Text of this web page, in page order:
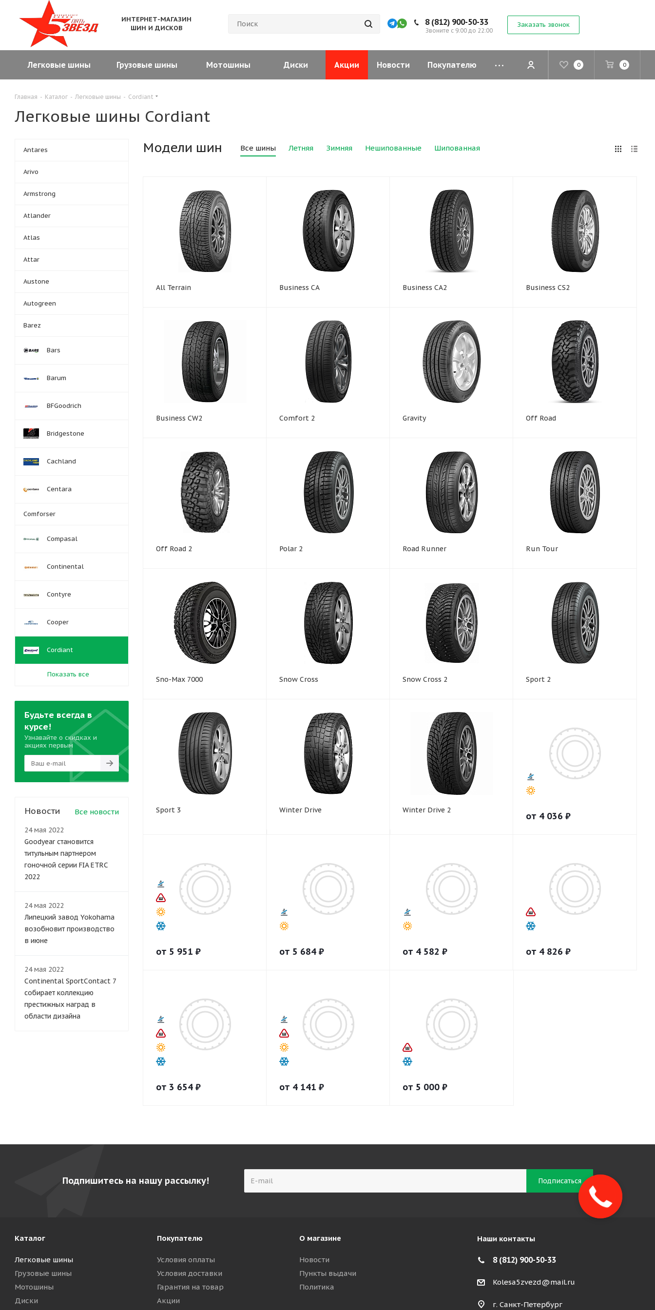
ИНТЕРНЕТ-МАГАЗИН
ШИН И ДИСКОВ
8 (812) 900-50-33
Звоните с 9:00 до 22:00
Заказать звонок
0 0
Легковые шины Грузовые шины Мотошины Диски Акции Новости Покупателю
Главная - Каталог - Легковые шины - Cordiant
Легковые шины Cordiant
Модели шин Все шины Летняя Зимняя Нешипованные Шипованная
All Terrain Business CA Business CA2 Business CS2
Business CW2 Comfort 2 Gravity Off Road
Off Road 2 Polar 2 Road Runner Run Tour
Sno-Max 7000 Snow Cross Snow Cross 2 Sport 2
Sport 3 Winter Drive Winter Drive 2
от 4 036 ₽
от 5 951 ₽ от 5 684 ₽ от 4 582 ₽ от 4 826 ₽
от 3 654 ₽ от 4 141 ₽ от 5 000 ₽
Antares
Arivo
Armstrong
Atlander
Atlas
Attar
Austone
Autogreen
Barez
Bars
Barum
BFGoodrich
Bridgestone
Cachland
Centara
Comforser
Compasal
Continental
Contyre
Cooper
Cordiant
Показать все
Будьте всегда в
курсе!
Узнавайте о скидках и
акциях первым
Новости Все новости
24 мая 2022
Goodyear становится
титульным партнером
гоночной серии FIA ETRC
2022
24 мая 2022
Липецкий завод Yokohama
возобновит производство
в июне
24 мая 2022
Continental SportContact 7
собирает коллекцию
престижных наград в
области дизайна
Подпишитесь на нашу рассылку!
Каталог
Легковые шины
Грузовые шины
Мотошины
Диски
Покупателю
Условия оплаты
Условия доставки
Гарантия на товар
Акции
О магазине
Новости
Пункты выдачи
Политика
Наши контакты
8 (812) 900-50-33
Kolesa5zvezd@mail.ru
г. Санкт-Петербург